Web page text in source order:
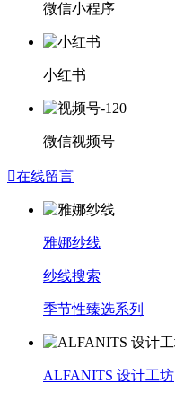
微信小程序
小红书
微信视频号
在线留言
雅娜纱线
纱线搜索
季节性臻选系列
ALFANITS 设计工坊